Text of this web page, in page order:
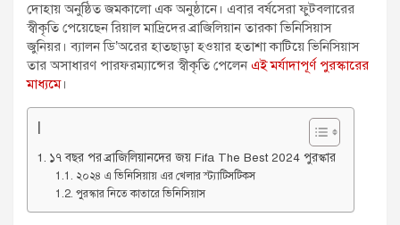
দোহায় অনুষ্ঠিত জমকালো এক অনুষ্ঠানে। এবার বর্ষসেরা ফুটবলারের
স্বীকৃতি পেয়েছেন রিয়াল মাদ্রিদের ব্রাজিলিয়ান তারকা ভিনিসিয়াস
জুনিয়র। ব্যালন ডি’অরের হাতছাড়া হওয়ার হতাশা কাটিয়ে ভিনিসিয়াস
তার অসাধারণ পারফরম্যান্সের স্বীকৃতি পেলেন এই মর্যাদাপূর্ণ পুরস্কারের
মাধ্যমে।
১৭ বছর পর ব্রাজিলিয়ানদের জয় Fifa The Best 2024 পুরস্কার
২০২৪ এ ভিনিসিয়ায় এর খেলার স্ট্যাটিসটিকস
পুরস্কার নিতে কাতারে ভিনিসিয়াস